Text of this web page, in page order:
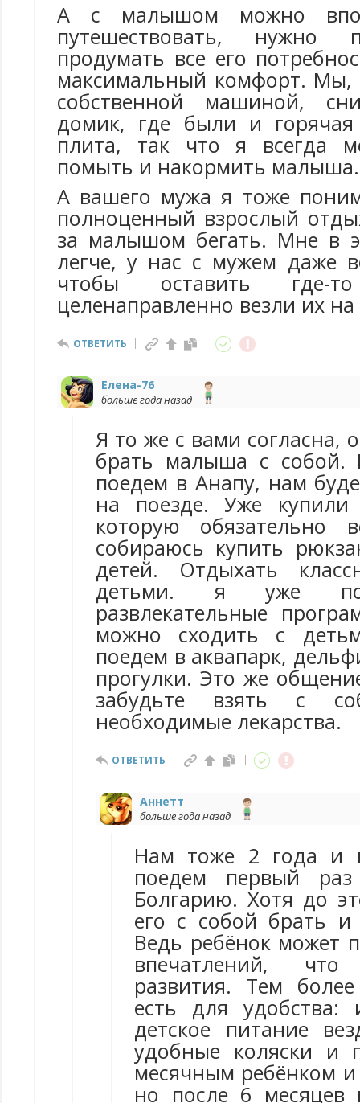
А с малышом можно
путешествовать, нужно
продумать все его
максимальный комфорт. Мы,
собственной машиной,
домик, где были и
плита, так что я всегда
помыть и накормить малыша.
А вашего мужа я тоже
полноценный взрослый
за малышом бегать. Мне в
легче, у нас с мужем даже
чтобы оставить
целенаправленно везли их
ОТВЕТИТЬ
Елена-76
больше года назад
Я то же с вами согласна,
брать малыша с
поедем в Анапу, нам
на поезде. Уже купили
которую обязательно
собираюсь купить
детей. Отдыхать
детьми. я уже
развлекательные
можно сходить с
поедем в аквапарк,
прогулки. Это же
забудьте взять с
необходимые лекарства.
ОТВЕТИТЬ
Аннетт
больше года назад
Нам тоже 2 года и
поедем первый
Болгарию. Хотя до
его с собой брать
Ведь ребёнок может
впечатлений,
развития. Тем
есть для
детское питание
удобные коляски и
месячным ребёнком и
но после 6 месяцев